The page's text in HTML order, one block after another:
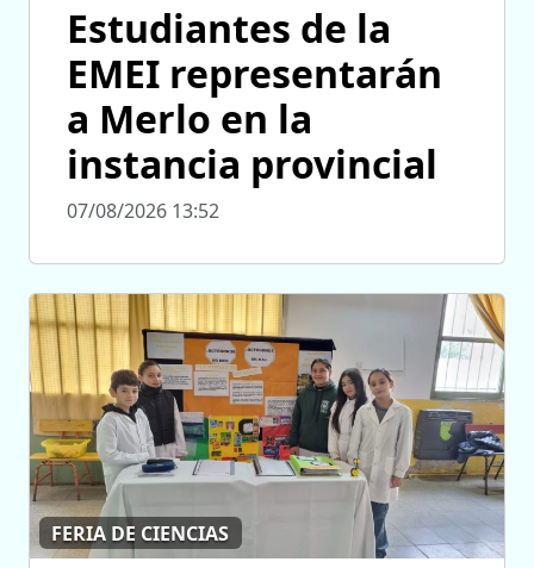
Estudiantes de la
EMEI representarán
a Merlo en la
instancia provincial
07/08/2026 13:52
FERIA DE CIENCIAS